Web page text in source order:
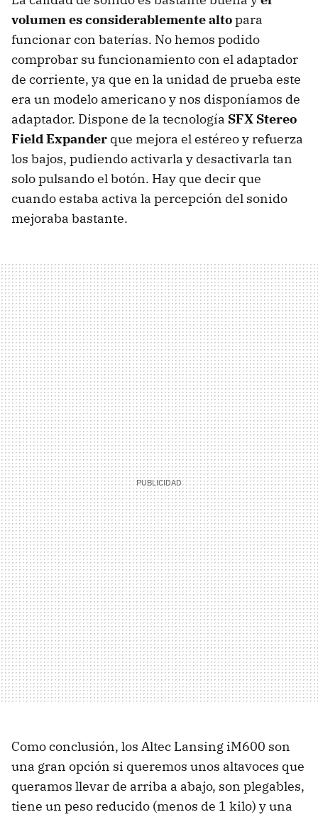
volumen es considerablemente altopara
funcionar con baterías. No hemos podido
comprobar su funcionamiento con el adaptador
de corriente, ya que en la unidad de prueba este
era un modelo americano y nos disponíamos de
adaptador. Dispone de la tecnología SFX Stereo
Field Expander que mejora el estéreo y refuerza
los bajos, pudiendo activarla y desactivarla tan
solo pulsando el botón. Hay que decir que
cuando estaba activa la percepción del sonido
mejoraba bastante.
Como conclusión, los Altec Lansing iM600 son
una gran opción si queremos unos altavoces que
queramos llevar de arriba a abajo, son plegables,
tiene un peso reducido (menos de 1 kilo) y una